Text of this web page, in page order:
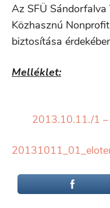
Az SFÜ
Közhasznú
biztosítása
Melléklet:
2013.10.11./1 –